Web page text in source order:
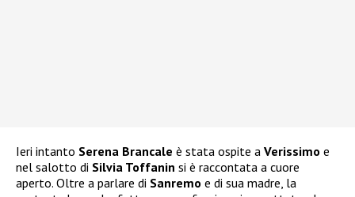
Ieri intanto Serena Brancale è stata ospite a Verissimo e
nel salotto di Silvia Toffanin si è raccontata a cuore
aperto. Oltre a parlare di Sanremo e di sua madre, la